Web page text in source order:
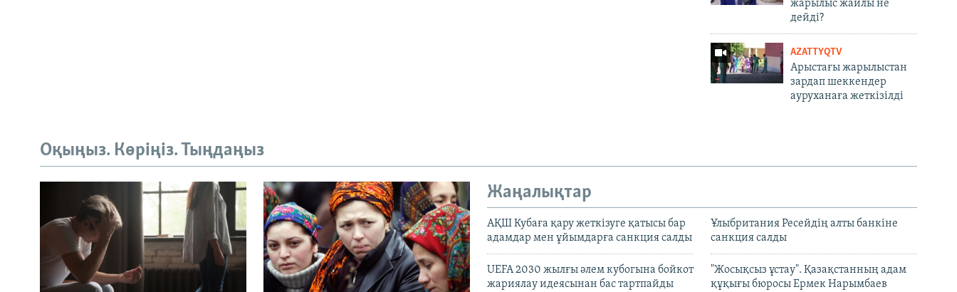
жарылыс жайлы не
дейді?
AZATTYQTV
Арыстағы жарылыстан
зардап шеккендер
ауруханаға жеткізілді
Оқыңыз. Көріңіз. Тыңдаңыз
Жаңалықтар
АҚШ Кубаға қару жеткізуге қатысы бар
адамдар мен ұйымдарға санкция салды
Ұлыбритания Ресейдің алты банкіне
санкция салды
UEFA 2030 жылғы әлем кубогына бойкот
жариялау идеясынан бас тартпайды
"Жосықсыз ұстау". Қазақстанның адам
құқығы бюросы Ермек Нарымбаев